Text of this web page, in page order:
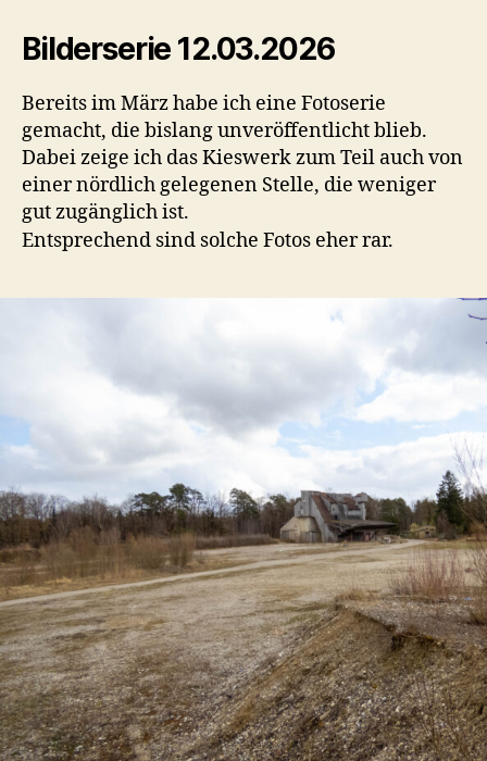
Bilderserie 12.03.2026
Bereits im März habe ich eine Fotoserie
gemacht, die bislang unveröffentlicht blieb.
Dabei zeige ich das Kieswerk zum Teil auch von
einer nördlich gelegenen Stelle, die weniger
gut zugänglich ist.
Entsprechend sind solche Fotos eher rar.